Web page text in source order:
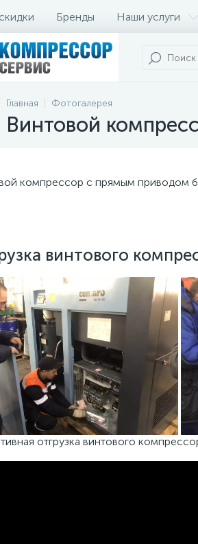
Бренды Наши услуги
Главная Фотогалерея
Винтовой
компрессор с прямым приводом
винтового
отгрузка винтового